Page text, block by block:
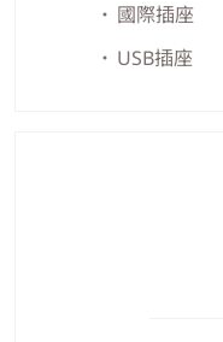
國際插座
USB插座